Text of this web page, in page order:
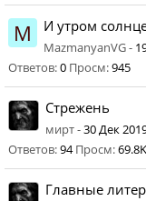
M И утром
MazmanyanVG -
Ответов:0 Просм:945
Стрежень
мирт -30 Дек
Ответов:94 Просм:69.8K
Главные